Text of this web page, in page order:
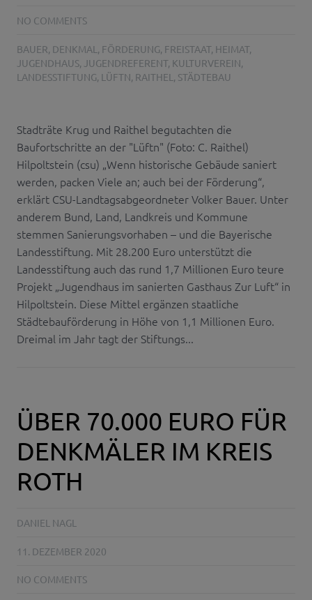
NO COMMENTS
BAUER DENKMAL FÖRDERUNG FREISTAAT, HEIMAT,
JUGENDHAUS
JUGENDREFERENT, KULTURVEREIN
LANDESSTIFTUNG LÜFTN RAITHEL STÄDTEBAU
Stadträte Krug und Raithel begutachten die
Baufortschritte an der "Lüftn" (Foto: C. Raithel)
Hilpoltstein (csu) „Wenn historische Gebäude saniert
werden, packen Viele an; auch bei der Förderung“,
erklärt CSU-Landtagsabgeordneter Volker Bauer. Unter
anderem Bund, Land, Landkreis und Kommune
stemmen Sanierungsvorhaben – und die Bayerische
Landesstiftung. Mit 28.200 Euro unterstützt die
Landesstiftung auch das rund 1,7 Millionen Euro teure
Projekt „Jugendhaus im sanierten Gasthaus Zur Luft“ in
Hilpoltstein. Diese Mittel ergänzen staatliche
Städtebauförderung in Höhe von 1,1 Millionen Euro.
Dreimal im Jahr tagt der Stiftungs...
ÜBER 70.000 EURO FÜR
DENKMÄLER IM KREIS
ROTH
DANIEL NAGL
11. DEZEMBER 2020
NO COMMENTS